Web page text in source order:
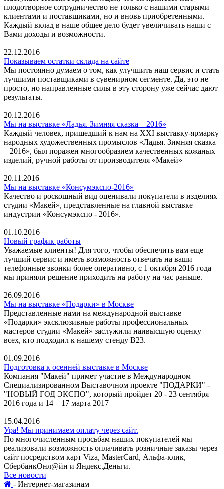
плодотворное сотрудничество не только с нашими старыми
клиентами и поставщиками, но и вновь приобретенными.
Каждый вклад в наше общее дело будет увеличивать наши с
Вами доходы и возможности.
22.12.2016
Показываем остатки склада на сайте
Мы постоянно думаем о том, как улучшить наш сервис и стать
лучшими поставщиками в сувенирном сегменте. Да, это не
просто, но направленные силы в эту сторону уже сейчас дают
результаты.
20.12.2016
Мы на выставке «Ладья. Зимняя сказка – 2016»
Каждый человек, пришедший к нам на XXI выставку-ярмарку
народных художественных промыслов «Ладья. Зимняя сказка
– 2016», был поражен многообразием качественных кожаных
изделий, ручной работы от производителя «Макей»
20.11.2016
Мы на выставке «Консумэкспо-2016»
Качество и роскошный вид оценивали покупатели в изделиях
студии «Макей», представленные на главной выставке
индустрии «Консумэкспо - 2016».
01.10.2016
Новый график работы
Уважаемые клиенты! Для того, чтобы обеспечить вам еще
лучший сервис и иметь возможность отвечать на ваши
телефонные звонки более оперативно, с 1 октября 2016 года
мы приняли решение приходить на работу на час раньше.
26.09.2016
Мы на выставке «Подарки» в Москве
Представленные нами на международной выставке
«Подарки» эксклюзивные работы профессиональных
мастеров студии «Макей» заслужили наивысшую оценку
всех, кто подходил к нашему стенду В23.
01.09.2016
Подготовка к осенней выставке в Москве
Компания "Макей" примет участие в Международном
Специализированном Выставочном проекте "ПОДАРКИ" -
"НОВЫЙ ГОД ЭКСПО", который пройдет 20 - 23 сентября
2016 года и 14 – 17 марта 2017
15.04.2016
Ура! Мы принимаем оплату через сайт.
По многочисленным просьбам наших покупателей мы
реализовали возможность оплачивать розничные заказы через
сайт посредством карт Viza, MasterCard, Альфа-клик,
СбербанкОнл@йн и Яндекс.Деньги.
Все новости
- Интернет-магазинам